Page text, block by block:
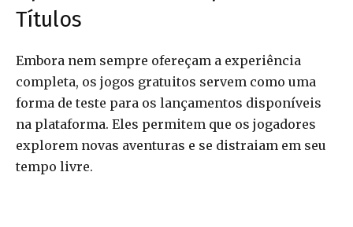
Títulos
Embora nem sempre ofereçam a experiência
completa, os jogos gratuitos servem como uma
forma de teste para os lançamentos disponíveis
na plataforma. Eles permitem que os jogadores
explorem novas aventuras e se distraiam em seu
tempo livre.